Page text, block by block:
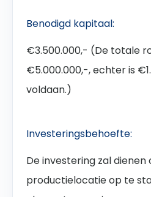
Benodigd kapitaal:
€3.500.000,- (De totale
€5.000.000,-, echter is
voldaan.)
Investeringsbehoefte:
De investering zal dienen
productielocatie op te